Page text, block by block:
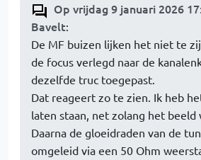
Op vrijdag 9 januari 2026
Bavelt:
De MF buizen lijken het niet te
de focus verlegd naar de
dezelfde truc toegepast.
Dat reageert zo te zien. Ik heb
laten staan, net zolang het
Daarna de gloeidraden van de
omgeleid via een 50 Ohm